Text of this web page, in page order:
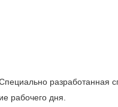
разработанная
рабочего дня.